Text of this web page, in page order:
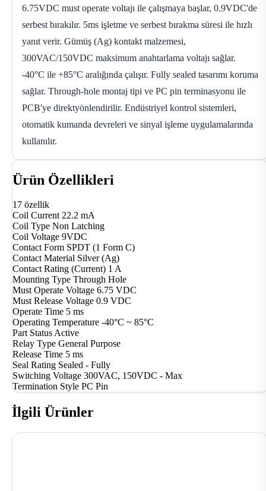
6.75VDC must operate voltajı ile çalışmaya başlar, 0.9VDC'de
serbest bırakılır. 5ms işletme ve serbest bırakma süresi ile hızlı
yanıt verir. Gümüş (Ag) kontakt malzemesi,
300VAC/150VDC maksimum anahtarlama voltajı sağlar.
-40°C ile +85°C aralığında çalışır. Fully sealed tasarımı koruma
sağlar. Through-hole montaj tipi ve PC pin terminasyonu ile
PCB'ye direktyönlendirilir. Endüstriyel kontrol sistemleri,
otomatik kumanda devreleri ve sinyal işleme uygulamalarında
kullanılır.
Ürün Özellikleri
17 özellik
Coil Current 22.2 mA
Coil Type Non Latching
Coil Voltage 9VDC
Contact Form SPDT (1 Form C)
Contact Material Silver (Ag)
Contact Rating (Current) 1 A
Mounting Type Through Hole
Must Operate Voltage 6.75 VDC
Must Release Voltage 0.9 VDC
Operate Time 5 ms
Operating Temperature -40°C ~ 85°C
Part StatusActive
Relay Type General Purpose
Release Time 5 ms
Seal Rating Sealed - Fully
Switching Voltage 300VAC, 150VDC - Max
Termination Style PC Pin
İlgili Ürünler